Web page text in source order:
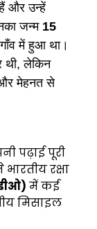
हैं और उन्हें
जन्म 15
में हुआ था।
थी, लेकिन
और मेहनत से
पढ़ाई पूरी
रक्षा
में कई
मिसाइल